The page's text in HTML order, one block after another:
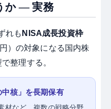
か ― 実務
れも NISA成長投資枠
）の対象になる国内株
整理する。
核」を長期保有
材など、複数の戦略分野